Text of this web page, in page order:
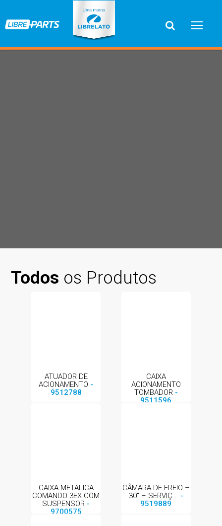
Todos os Produtos
ATUADOR DE
ACIONAMENTO -
9512788
CAIXA
ACIONAMENTO
TOMBADOR -
9511596
CAIXA METALICA
COMANDO 3EX COM
SUSPENSOR -
9700575
CÂMARA DE FREIO –
30″ – SERVIÇ... -
9519889